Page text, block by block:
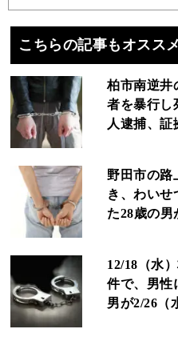
こちらの記事もオススメ
柏市南逆井
者を暴行し
人逮捕、証
野田市の路
き、わいせ
た28歳の男
12/18（水
件で、男性
男が2/26（